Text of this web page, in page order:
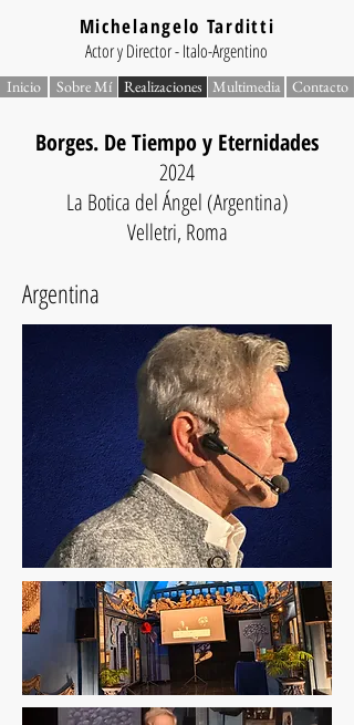
Michelangelo Tarditti
Actor y Director - Italo-Argentino
Inicio Sobre Mí Realizaciones Multimedia Contacto
Borges. De Tiempo y Eternidades
2024
La Botica del Ángel (Argentina)
Velletri, Roma
Argentina